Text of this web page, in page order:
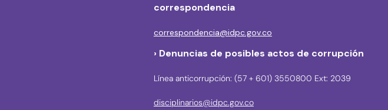
correspondencia
correspondencia@idpc.gov.co
› Denuncias de posibles actos de corrupción
Línea anticorrupción: (57 + 601) 3550800 Ext: 2039
disciplinarios@idpc.gov.co